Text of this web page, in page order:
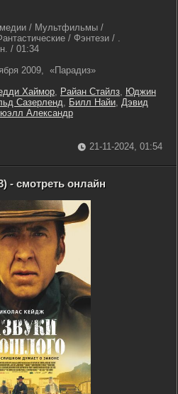
/ Мультфильмы /
/ Фэнтези / .
/ 01:34
2009, «Парадиз»
Хаймор, Райан Стайлз, Юджин
Сазерленд, Билл Найи, Дэвид
Александр
21-11-2024, 01:54
- смотреть онлайн